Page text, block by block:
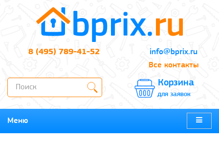
8 (495) 789-41-52
info@bprix.ru
Все контакты
Корзина
для заявок
Меню